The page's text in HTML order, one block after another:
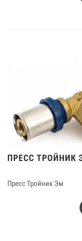
ПРЕСС ТРОЙНИК
Пресс Тройник Эм